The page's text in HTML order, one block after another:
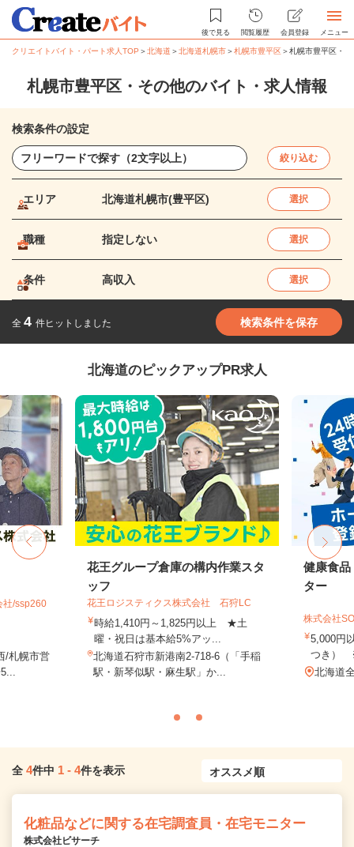
後で見る 閲覧履歴 会員登録 メニュー
クリエイトバイト・パート求人TOP ＞北海道 ＞北海道札幌市＞札幌市豊平区＞札幌市豊平区・
札幌市豊平区・その他のバイト・求人情報
検索条件の設定
絞り込む
エリア 北海道札幌市(豊平区) 選択
職種 指定しない 選択
条件 高収入 選択
全 4 件ヒットしました 検索条件を保存
北海道のピックアップPR求人
社/ssp260
/札幌市営
花王グループ倉庫の構内作業スタ
ッフ
花王ロジスティクス株式会社 石狩LC
時給1,410円～1,825円以上 ★土
曜・祝日は基本給5%アッ...
北海道石狩市新港南2-718-6（「手稲
駅・新琴似駅・麻生駅」か...
健康食品
ター
株式会社
5,000円
つき）
北海道
全 4件中 1 - 4件を表示
化粧品などに関する在宅調査員・在宅モニター
株式会社ビサーチ